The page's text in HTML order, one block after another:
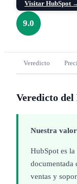
Visitar HubSpot
9.0
Veredicto
Veredicto
Nuestra
HubSpot es
documentada
ventas y